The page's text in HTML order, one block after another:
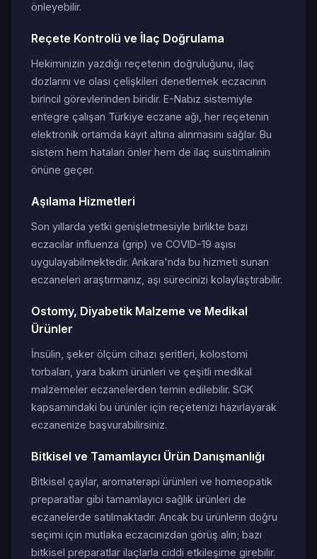
önleyebilir.
Reçete Kontrolü ve İlaç Doğrulama
Hekiminizin yazdığı reçetenin doğruluğunu, ilaç
dozlarını ve olası çelişkileri denetlemek eczacının
birincil görevlerinden biridir. E-Nabız sistemiyle
entegre çalışan Türkiye eczane ağı, her reçetenin
elektronik ortamda kayıt altına alınmasını sağlar. Bu
sistem hem hataları önler hem de ilaç suistimalinin
önüne geçer.
Aşılama Hizmetleri
Son yıllarda yetki genişletmesiyle birlikte bazı
eczacılar influenza (grip) ve COVID-19 aşısı
uygulayabilmektedir. Ankara'nda bu hizmeti sunan
eczaneleri araştırmanız, aşı sürecinizi kolaylaştırabilir.
Ostomy, Diyabetik Malzeme ve Medikal
Ürünler
İnsülin, şeker ölçüm cihazı şeritleri, kolostomi
torbaları, yara bakım ürünleri ve çeşitli medikal
malzemeler eczanelerden temin edilebilir. SGK
kapsamındaki bu ürünler için reçetenizi hazırlayarak
eczanenize başvurabilirsiniz.
Bitkisel ve Tamamlayıcı Ürün Danışmanlığı
Bitkisel çaylar, aromaterapi ürünleri ve homeopatik
preparatlar gibi tamamlayıcı sağlık ürünleri de
eczanelerde satılmaktadır. Ancak bu ürünlerin doğru
seçimi için mutlaka eczacınızdan görüş alın; bazı
bitkisel preparatlar ilaçlarla ciddi etkileşime girebilir.